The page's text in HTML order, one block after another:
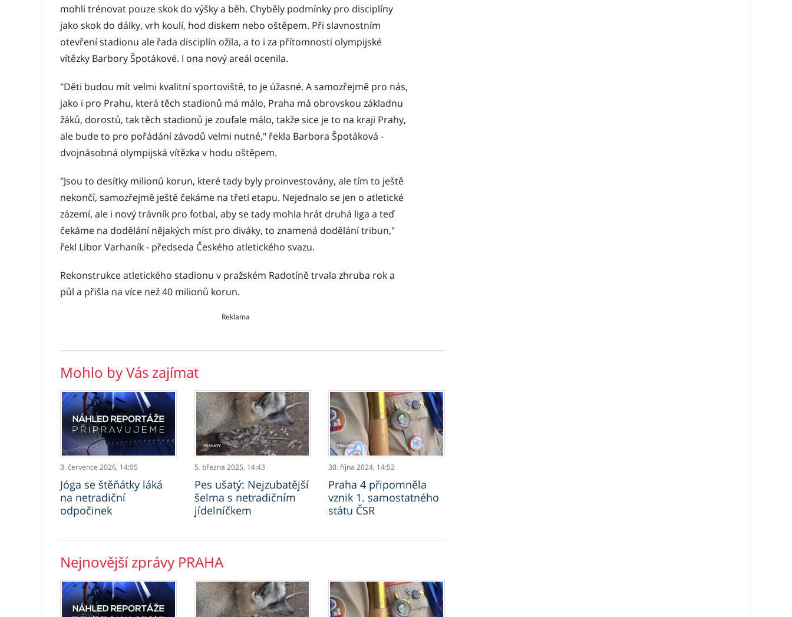
mohli trénovat pouze skok do výšky a běh. Chyběly podmínky pro disciplíny
jako skok do dálky, vrh koulí, hod diskem nebo oštěpem. Při slavnostním
otevření stadionu ale řada disciplín ožila, a to i za přítomnosti olympijské
vítězky Barbory Špotákové. I ona nový areál ocenila.
"Děti budou mít velmi kvalitní sportoviště, to je úžasné. A samozřejmě pro nás,
jako i pro Prahu, která těch stadionů má málo, Praha má obrovskou základnu
žáků, dorostů, tak těch stadionů je zoufale málo, takže sice je to na kraji Prahy,
ale bude to pro pořádání závodů velmi nutné," řekla Barbora Špotáková -
dvojnásobná olympijská vítězka v hodu oštěpem.
"Jsou to desítky milionů korun, které tady byly proinvestovány, ale tím to ještě
nekončí, samozřejmě ještě čekáme na třetí etapu. Nejednalo se jen o atletické
zázemí, ale i nový trávník pro fotbal, aby se tady mohla hrát druhá liga a teď
čekáme na dodělání nějakých míst pro diváky, to znamená dodělání tribun,"
řekl Libor Varhaník - předseda Českého atletického svazu.
Rekonstrukce atletického stadionu v pražském Radotíně trvala zhruba rok a
půl a přišla na více než 40 milionů korun.
Reklama
Mohlo by Vás zajímat
3. července 2026, 14:05
Jóga se štěňátky láká
na netradiční
odpočinek
5. března 2025, 14:43
Pes ušatý: Nejzubatější
šelma s netradičním
jídelníčkem
30. října 2024, 14:52
Praha 4 připomněla
vznik 1. samostatného
státu ČSR
Nejnovější zprávy PRAHA